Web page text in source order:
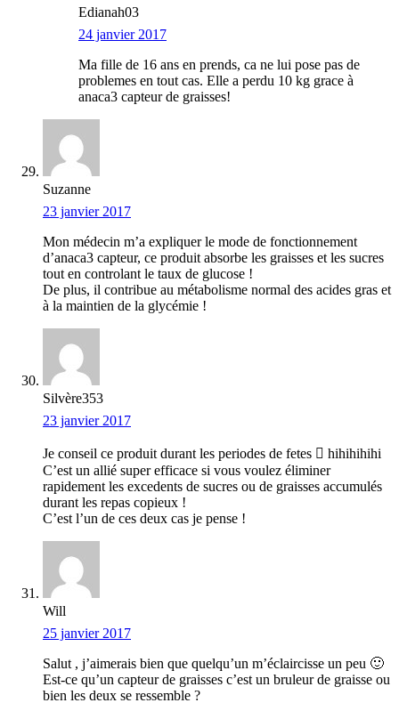
Edianah03
24 janvier 2017
Ma fille de 16 ans en prends, ca ne lui pose pas de
problemes en tout cas. Elle a perdu 10 kg grace à
anaca3 capteur de graisses!
Suzanne
23 janvier 2017
Mon médecin m’a expliquer le mode de fonctionnement
d’anaca3 capteur, ce produit absorbe les graisses et les sucres
tout en controlant le taux de glucose !
De plus, il contribue au métabolisme normal des acides gras et
à la maintien de la glycémie !
Silvère353
23 janvier 2017
Je conseil ce produit durant les periodes de fetes  hihihihihi
C’est un allié super efficace si vous voulez éliminer
rapidement les excedents de sucres ou de graisses accumulés
durant les repas copieux !
C’est l’un de ces deux cas je pense !
Will
25 janvier 2017
Salut , j’aimerais bien que quelqu’un m’éclaircisse un peu 🙂
Est-ce qu’un capteur de graisses c’est un bruleur de graisse ou
bien les deux se ressemble ?